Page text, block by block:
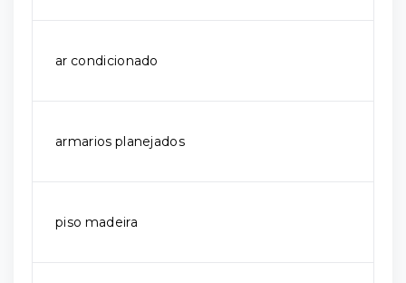
ar condicionado
armarios planejados
piso madeira